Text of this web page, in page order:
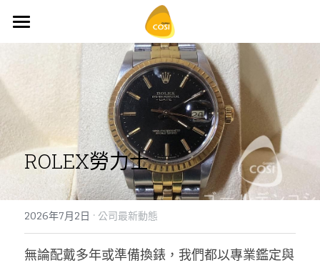
首頁
關於昌信
今日報價
收購項目
貴金屬收購
名錶金錶收購
古鈔舊幣回收
常見問題
黃金回收問題
什麼是純金及K金
到府回收
最新商品
ROLEX勞力士
2026年7月2日 · 公司最新動態
無論配戴多年或準備換錶，我們都以專業鑑定與
商品分類